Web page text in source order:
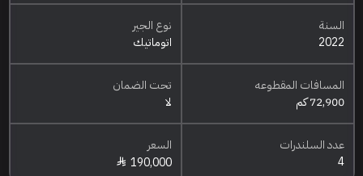
السنة
2022
نوع الجير
اتوماتيك
المسافات المقطوعه
72,900 كم
تحت الضمان
لا
عدد السلندرات
4
السعر
190,000